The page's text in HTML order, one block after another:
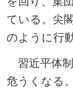
ている。尖
のように行
習近平体
危うくなる